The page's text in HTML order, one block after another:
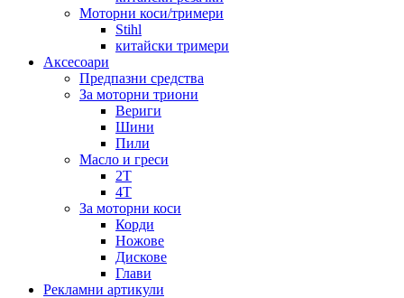
Моторни коси/тримери
Stihl
китайски тримери
Аксесоари
Предпазни средства
За моторни триони
Вериги
Шини
Пили
Масло и греси
2Т
4Т
За моторни коси
Корди
Ножове
Дискове
Глави
Рекламни артикули